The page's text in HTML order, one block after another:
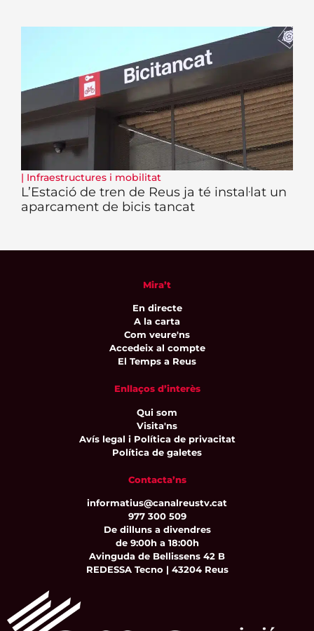
| Infraestructures i mobilitat
L’Estació de tren de Reus ja té instal·lat un
aparcament de bicis tancat
Mira’t
En directe
A la carta
Com veure'ns
Accedeix al compte
El Temps a Reus
Enllaços d’interès
Qui som
Visita'ns
Avís legal i Política de privacitat
Política de galetes
Contacta’ns
informatius@canalreustv.cat
977 300 509
De dilluns a divendres
de 9:00h a 18:00h
Avinguda de Bellissens 42 B
REDESSA Tecno | 43204 Reus